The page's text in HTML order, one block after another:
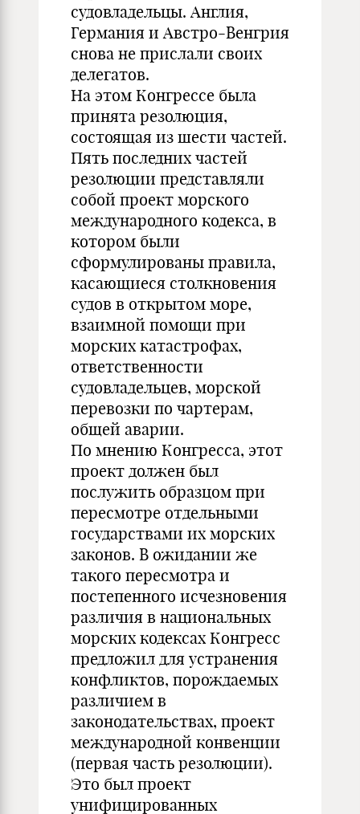
судовладельцы. Англия,
Германия и Австро-Венгрия
снова не прислали своих
делегатов.
На этом Конгрессе была
принята резолюция,
состоящая из шести частей.
Пять последних частей
резолюции представляли
собой проект морского
международного кодекса, в
котором были
сформулированы правила,
касающиеся столкновения
судов в открытом море,
взаимной помощи при
морских катастрофах,
ответственности
судовладельцев, морской
перевозки по чартерам,
общей аварии.
По мнению Конгресса, этот
проект должен был
послужить образцом при
пересмотре отдельными
государствами их морских
законов. В ожидании же
такого пересмотра и
постепенного исчезновения
различия в национальных
морских кодексах Конгресс
предложил для устранения
конфликтов, порождаемых
различием в
законодательствах, проект
международной конвенции
(первая часть резолюции).
Это был проект
унифицированных